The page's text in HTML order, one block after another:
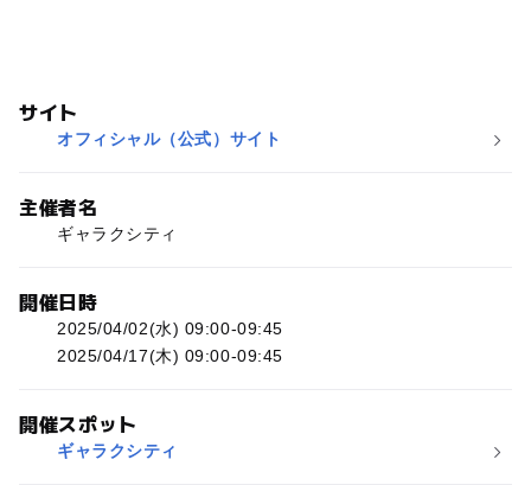
サイト
オフィシャル（公式）サイト
主催者名
ギャラクシティ
開催日時
2025/04/02(水) 09:00-09:45
2025/04/17(木) 09:00-09:45
開催スポット
ギャラクシティ